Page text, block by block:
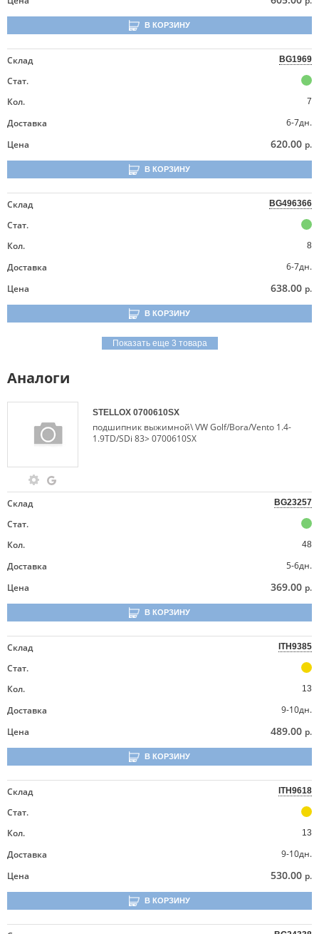
В КОРЗИНУ
Склад BG1969
Стат.
Кол.
7
Доставка
6-7дн.
Цена
620.00 р.
В КОРЗИНУ
Склад BG496366
Стат.
Кол.
8
Доставка
6-7дн.
Цена
638.00 р.
В КОРЗИНУ
Показать еще 3 товара
Аналоги
STELLOX 0700610SX
подшипник выжимной\ VW Golf/Bora/Vento 1.4-
1.9TD/SDi 83> 0700610SX
Склад BG23257
Стат.
Кол.
48
Доставка
5-6дн.
Цена
369.00 р.
В КОРЗИНУ
Склад ITH9385
Стат.
Кол.
13
Доставка
9-10дн.
Цена
489.00 р.
В КОРЗИНУ
Склад ITH9618
Стат.
Кол.
13
Доставка
9-10дн.
Цена
530.00 р.
В КОРЗИНУ